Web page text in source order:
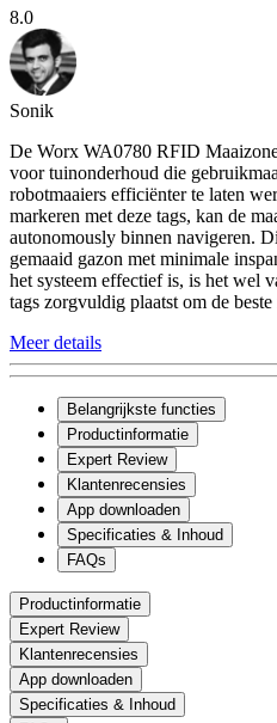
8.0
Sonik
De Worx WA0780 RFID
voor tuinonderhoud die
robotmaaiers efficiënter te laten
markeren met deze tags, kan de
autonomously binnen navigeren.
gemaaid gazon met minimale
het systeem effectief is, is het wel
tags zorgvuldig plaatst om de beste
Meer details
Belangrijkste functies
Productinformatie
Expert Review
Klantenrecensies
App downloaden
Specificaties & Inhoud
FAQs
Productinformatie
Expert Review
Klantenrecensies
App downloaden
Specificaties & Inhoud